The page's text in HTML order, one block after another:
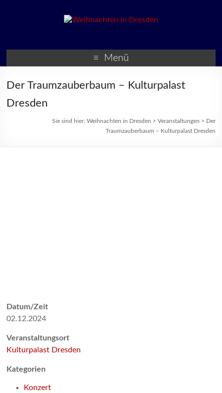
Veranstaltungen zur
Weihnachtszeit
Menü
Der Traumzauberbaum – Kulturpalast
Dresden
Sie sind hier: Weihnachten in Dresden > Veranstaltungen > Der
Traumzauberbaum – Kulturpalast Dresden
Datum/Zeit
02.12.2024
Veranstaltungsort
Kulturpalast Dresden
Kategorien
Konzert